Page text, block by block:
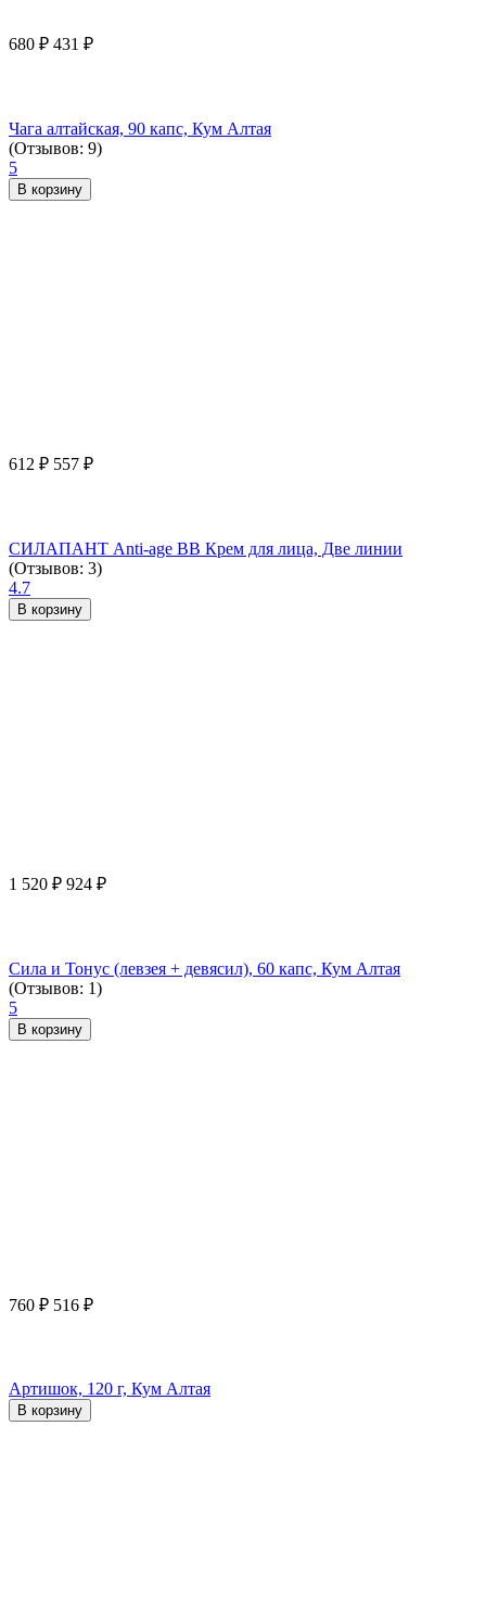
680 ₽ 431 ₽
Чага алтайская, 90 капс, Кум Алтая
(Отзывов: 9)
5
В корзину
612 ₽ 557 ₽
СИЛАПАНТ Anti-age ВВ Крем для лица, Две линии
(Отзывов: 3)
4.7
В корзину
1 520 ₽ 924 ₽
Сила и Тонус (левзея + девясил), 60 капс, Кум Алтая
(Отзывов: 1)
5
В корзину
760 ₽ 516 ₽
Артишок, 120 г, Кум Алтая
В корзину